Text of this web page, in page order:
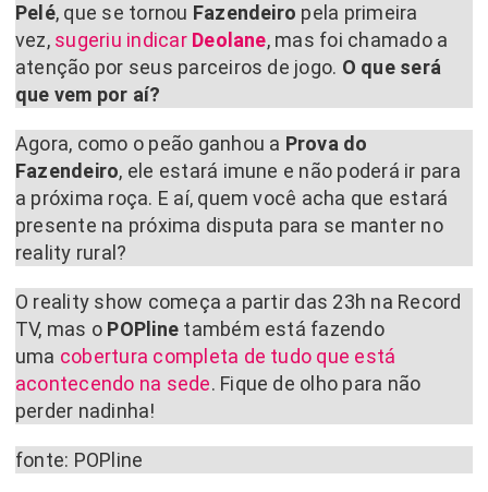
Pelé, que se tornou Fazendeiro pela primeira
vez, sugeriu indicar Deolane, mas foi chamado a
atenção por seus parceiros de jogo. O que será
que vem por aí?
Agora, como o peão ganhou a Prova do
Fazendeiro, ele estará imune e não poderá ir para
a próxima roça. E aí, quem você acha que estará
presente na próxima disputa para se manter no
reality rural?
O reality show começa a partir das 23h na Record
TV, mas o POPline também está fazendo
uma cobertura completa de tudo que está
acontecendo na sede. Fique de olho para não
perder nadinha!
fonte: POPline